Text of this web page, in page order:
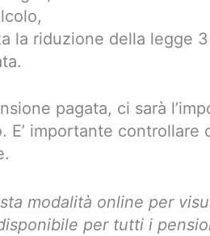
la riduzione della legge
pagata, ci sarà
E’ importante
modalità online per
per tutti i